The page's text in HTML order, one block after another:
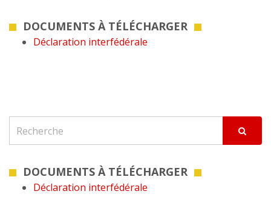
DOCUMENTS À TÉLÉCHARGER
Déclaration interfédérale
DOCUMENTS À TÉLÉCHARGER
Déclaration interfédérale